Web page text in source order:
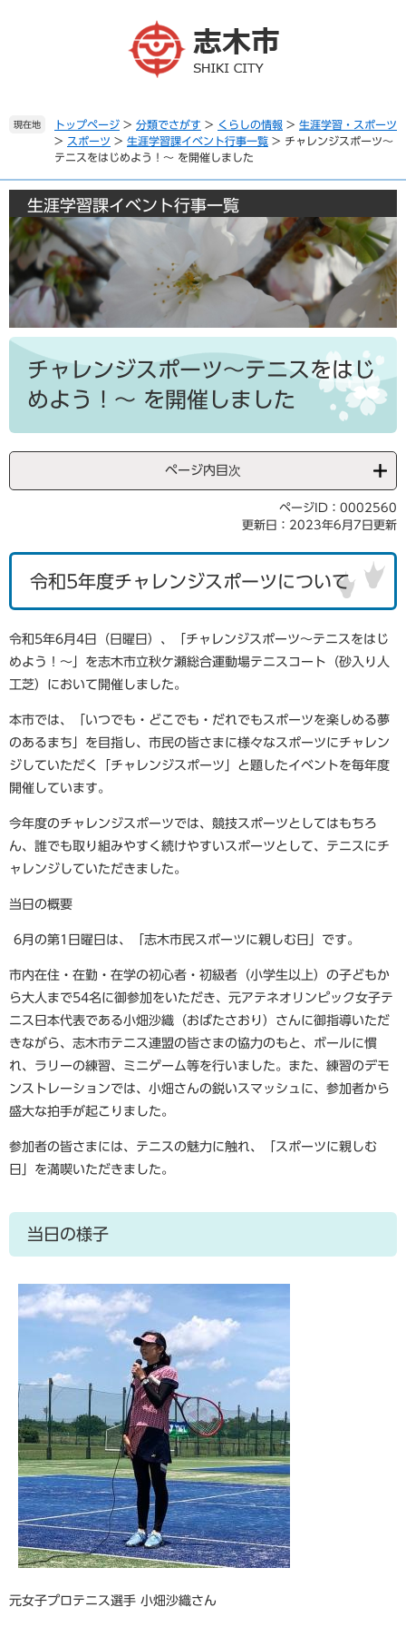
本
へ
現在地 トップページ > 分類でさがす > くらしの情報 > 生涯学習・スポーツ
> スポーツ > 生涯学習課イベント行事一覧 > チャレンジスポーツ～
テニスをはじめよう！～ を開催しました
生涯学習課イベント行事一覧
本
チャレンジスポーツ～テニスをはじ
めよう！～ を開催しました
ページ内目次
ページID：0002560
更新日：2023年6月7日更新
令和5年度チャレンジスポーツについて
令和5年6月4日（日曜日）、「チャレンジスポーツ～テニスをはじ
めよう！～」を志木市立秋ケ瀬総合運動場テニスコート（砂入り人
工芝）において開催しました。
本市では、「いつでも・どこでも・だれでもスポーツを楽しめる夢
のあるまち」を目指し、市民の皆さまに様々なスポーツにチャレン
ジしていただく「チャレンジスポーツ」と題したイベントを毎年度
開催しています。
今年度のチャレンジスポーツでは、競技スポーツとしてはもちろ
ん、誰でも取り組みやすく続けやすいスポーツとして、テニスにチ
ャレンジしていただきました。
当日の概要
6月の第1日曜日は、「志木市民スポーツに親しむ日」です。
市内在住・在勤・在学の初心者・初級者（小学生以上）の子どもか
ら大人まで54名に御参加をいただき、元アテネオリンピック女子テ
ニス日本代表である小畑沙織（おばたさおり）さんに御指導いただ
きながら、志木市テニス連盟の皆さまの協力のもと、ボールに慣
れ、ラリーの練習、ミニゲーム等を行いました。また、練習のデモ
ンストレーションでは、小畑さんの鋭いスマッシュに、参加者から
盛大な拍手が起こりました。
参加者の皆さまには、テニスの魅力に触れ、「スポーツに親しむ
日」を満喫いただきました。
当日の様子
元女子プロテニス選手 小畑沙織さん